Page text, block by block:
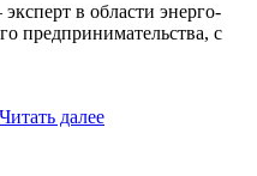
в области энерго-
предпринимательства, с
Читать далее